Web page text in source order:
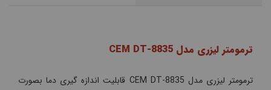
ترمومتر لیزری مدل CEM DT-8835
ترمومتر لیزری مدل CEM DT-8835 قابلیت اندازه گیری دما بصورت